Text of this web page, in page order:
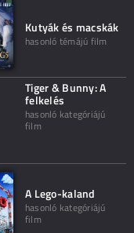
Kutyák és macskák
hasonló témájú film
Tiger & Bunny: A
felkelés
hasonló kategóriájú
film
A Lego-kaland
hasonló kategóriájú
film